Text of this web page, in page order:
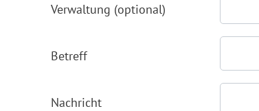
Verwaltung (optional)
Betreff
Nachricht